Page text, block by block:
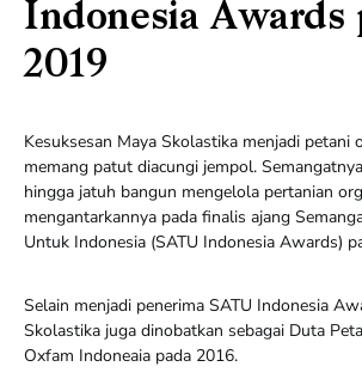
Indonesia Awards
2019
Kesuksesan Maya Skolastika menjadi petani
memang patut diacungi jempol.
hingga jatuh bangun mengelola pertanian
mengantarkannya pada finalis ajang
Untuk Indonesia (SATU Indonesia Awards)
Selain menjadi penerima SATU Indonesia
Skolastika juga dinobatkan sebagai Duta
Oxfam Indoneaia pada 2016.